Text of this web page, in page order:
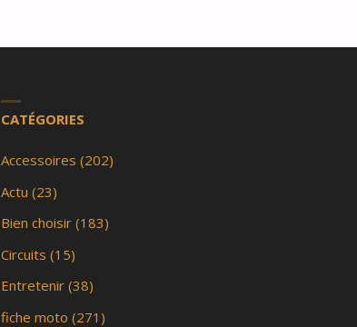
CATÉGORIES
Accessoires (202)
Actu (23)
Bien choisir(183)
Circuits (15)
Entretenir(38)
fiche moto (271)